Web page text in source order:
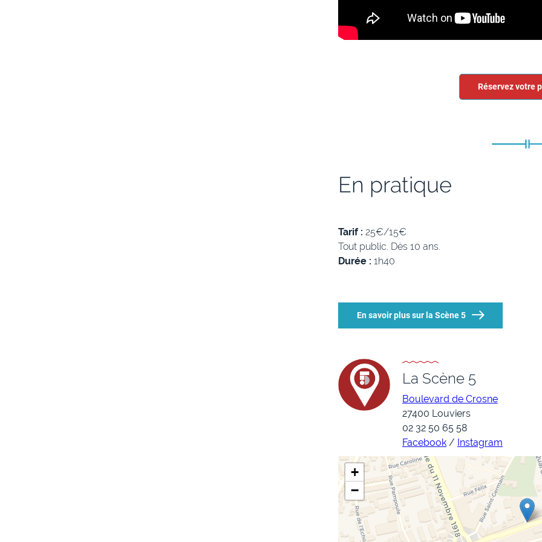
Réservez votre
En pratique
Tarif : 25€/15€
Tout public. Dès 10 ans.
Durée : 1h40
En savoir plus sur la Scène 5
La Scène 5
Boulevard de Crosne
27400 Louviers
02 32 50 65 58
Facebook / Instagram
+
−